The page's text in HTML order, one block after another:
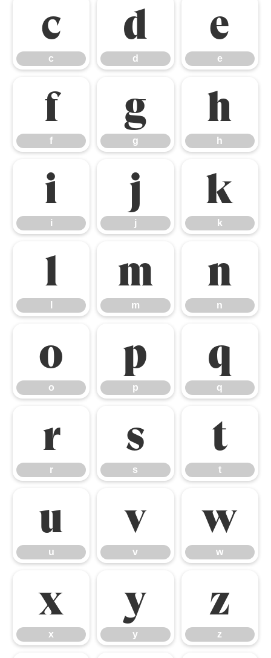
c
c
d
d
e
e
f
f
g
g
h
h
i
i
j
j
k
k
l m
m
n
n
o
o
p
p
q
q
r
r
s
s
t
t
u
u
v
v
w
w
x
x
y
y
z
z